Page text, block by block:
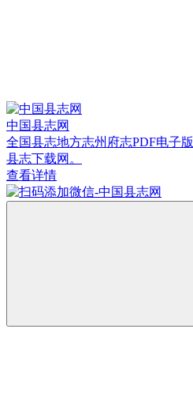
中国县志网
全国县志地方志州府志PDF电子版
县志下载网。
查看详情